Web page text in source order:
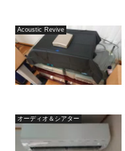
Acoustic Revive
オーディオ＆シアター